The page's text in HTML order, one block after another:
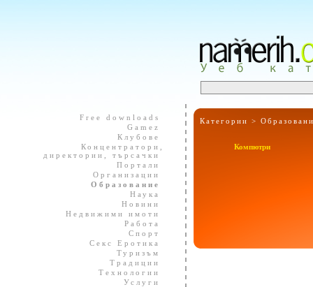
Free downloads
Gamez
Клубове
Концентратори,
директории, търсачки
Портали
Организации
Образование
Наука
Новини
Недвижими имоти
Работа
Спорт
Секс Еротика
Туризъм
Традиции
Технологии
Услуги
Категории >
Компютри